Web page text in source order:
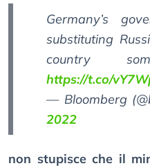
Germany’s
substituting
country
https://t.co/
— Bloomberg
2022
non stupisce che il